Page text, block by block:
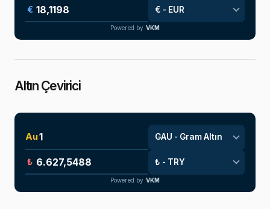
€
Powered by VKM
Altın Çevirici
Au
₺
Powered by VKM